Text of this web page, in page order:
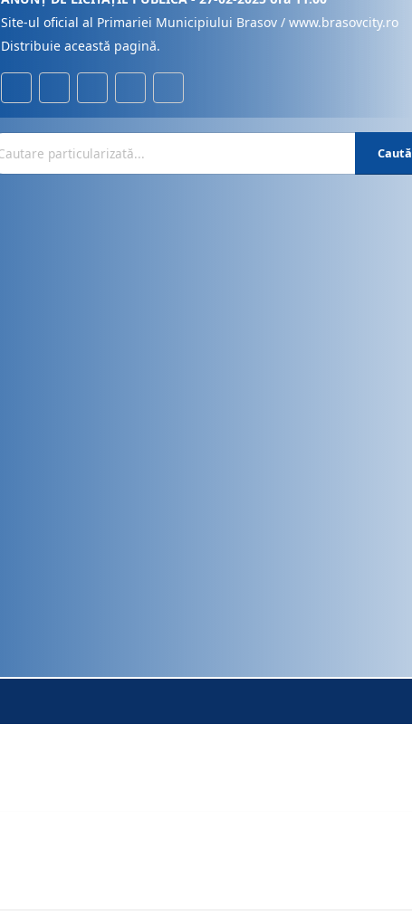
Site-ul oficial al Primariei Municipiului Brasov / www.brasovcity.ro
Distribuie această pagină.
Caută